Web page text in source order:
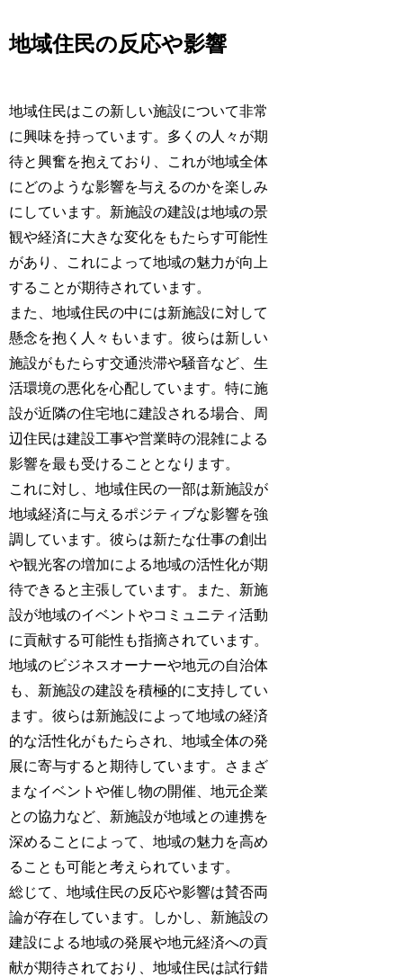
地域住民の反応や影響
地域住民はこの新しい施設について非常
に興味を持っています。多くの人々が期
待と興奮を抱えており、これが地域全体
にどのような影響を与えるのかを楽しみ
にしています。新施設の建設は地域の景
観や経済に大きな変化をもたらす可能性
があり、これによって地域の魅力が向上
することが期待されています。
また、地域住民の中には新施設に対して
懸念を抱く人々もいます。彼らは新しい
施設がもたらす交通渋滞や騒音など、生
活環境の悪化を心配しています。特に施
設が近隣の住宅地に建設される場合、周
辺住民は建設工事や営業時の混雑による
影響を最も受けることとなります。
これに対し、地域住民の一部は新施設が
地域経済に与えるポジティブな影響を強
調しています。彼らは新たな仕事の創出
や観光客の増加による地域の活性化が期
待できると主張しています。また、新施
設が地域のイベントやコミュニティ活動
に貢献する可能性も指摘されています。
地域のビジネスオーナーや地元の自治体
も、新施設の建設を積極的に支持してい
ます。彼らは新施設によって地域の経済
的な活性化がもたらされ、地域全体の発
展に寄与すると期待しています。さまざ
まなイベントや催し物の開催、地元企業
との協力など、新施設が地域との連携を
深めることによって、地域の魅力を高め
ることも可能と考えられています。
総じて、地域住民の反応や影響は賛否両
論が存在しています。しかし、新施設の
建設による地域の発展や地元経済への貢
献が期待されており、地域住民は試行錯